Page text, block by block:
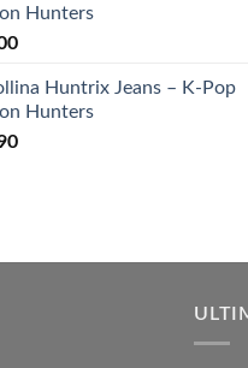
Hunters
Huntrix Jeans – K-Pop
Hunters